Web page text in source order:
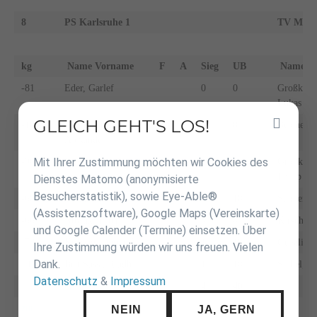
8 PS Karlsruhe 1 TV
kg Name Vorname F A Sieg UB Name
-81 Eder, Garlef 0 0
Lukas
-100
Hoffmann,
0
-90 Holschuh, Sebastian 1 10
Philip
-60 Bachmeier, Paul 1 Stadler,
-66 Nowak, Peter 0 0 Kirschen,
-73 Krittian, Dominik 10
+100 Seibel,
Inhalt
GLEICH GEHT'S LOS!
Mit Ihrer Zustimmung möchten wir Cookies des
Dienstes Matomo (anonymisierte
Besucherstatistik), sowie Eye-Able®
(Assistenzsoftware), Google Maps (Vereinskarte)
und Google Calender (Termine) einsetzen. Über
Ihre Zustimmung würden wir uns freuen. Vielen
Dank.
Datenschutz & Impressum
NEIN JA, GERN